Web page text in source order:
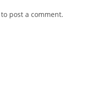
to post a comment.